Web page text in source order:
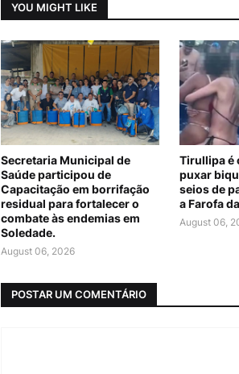
YOU MIGHT LIKE
Secretaria Municipal de
Saúde participou de
Capacitação em borrifação
residual para fortalecer o
combate às endemias em
Soledade.
August 06, 2026
Tirullipa é
puxar
seios de
a Farofa
August 06,
POSTAR UM COMENTÁRIO